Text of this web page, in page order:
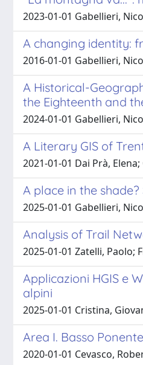
2023-01-01 Gabellieri,
A changing identity:
2016-01-01 Gabellieri,
A Historical-
the Eighteenth and
2024-01-01 Gabellieri,
A Literary GIS of
2021-01-01 Dai Prà,
A place in the
2025-01-01 Gabellieri,
Analysis of Trail
2025-01-01 Zatelli, Paolo;
Applicazioni HGIS e
alpini
2025-01-01 Cristina,
Area I. Basso
2020-01-01 Cevasco,